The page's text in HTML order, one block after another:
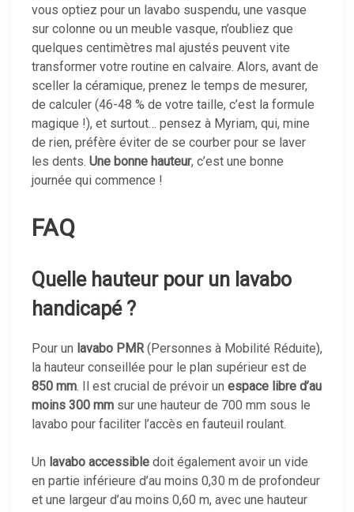
vous optiez pour un lavabo suspendu, une vasque
sur colonne ou un meuble vasque, n’oubliez que
quelques centimètres mal ajustés peuvent vite
transformer votre routine en calvaire. Alors, avant de
sceller la céramique, prenez le temps de mesurer,
de calculer (46-48 % de votre taille, c’est la formule
magique !), et surtout… pensez à Myriam, qui, mine
de rien, préfère éviter de se courber pour se laver
les dents. Une bonne hauteur, c’est une bonne
journée qui commence !
FAQ
Quelle hauteur pour un lavabo
handicapé ?
Pour un lavabo PMR(Personnes à Mobilité Réduite),
la hauteur conseillée pour le plan supérieur est de
850 mm. Il est crucial de prévoir un espace libre d’au
moins 300 mm sur une hauteur de 700 mm sous le
lavabo pour faciliter l’accès en fauteuil roulant.
Un lavabo accessible doit également avoir un vide
en partie inférieure d’au moins 0,30 m de profondeur
et une largeur d’au moins 0,60 m, avec une hauteur